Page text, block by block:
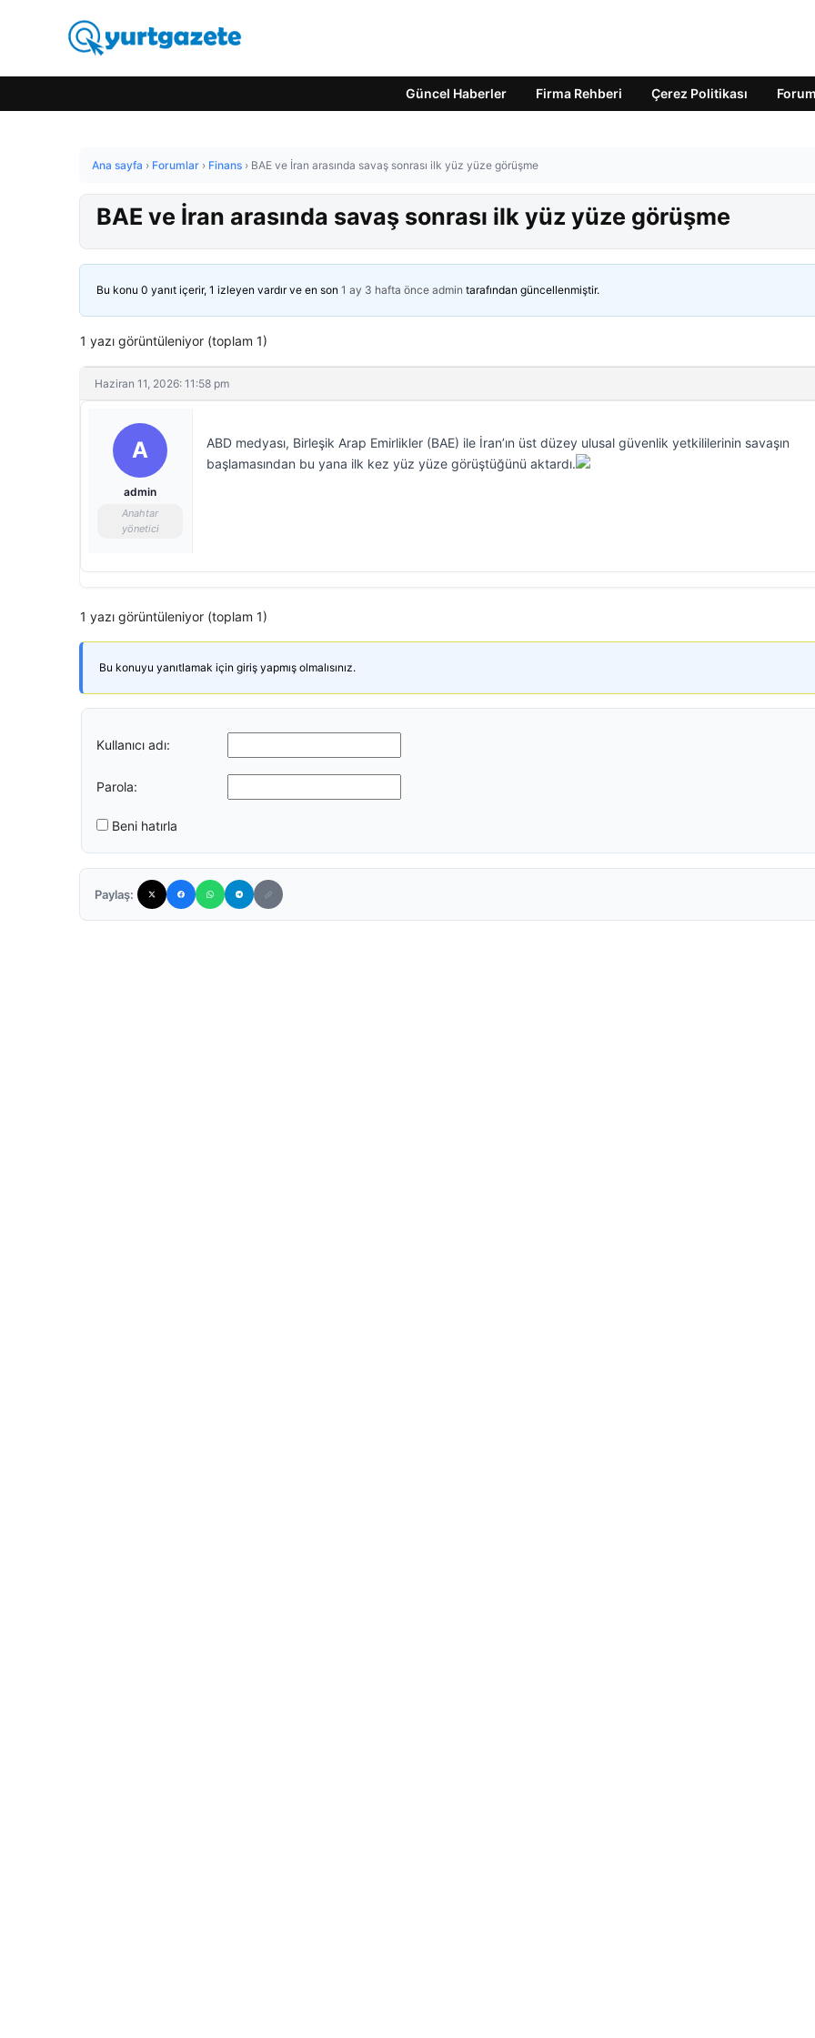
Güncel Haberler Firma Rehberi Çerez Politikası Forum
Ana sayfa › Forumlar › Finans › BAE ve İran arasında savaş sonrası ilk yüz yüze görüşme
BAE ve İran arasında savaş sonrası ilk yüz yüze görüşme
Bu konu 0 yanıt içerir, 1 izleyen vardır ve en son 1 ay 3 hafta önce admin tarafından güncellenmiştir.
1 yazı görüntüleniyor (toplam 1)
Haziran 11, 2026: 11:58 pm
A
admin
Anahtar
yönetici
ABD medyası, Birleşik Arap Emirlikler (BAE) ile İran’ın üst düzey ulusal güvenlik yetkililerinin savaşın
başlamasından bu yana ilk kez yüz yüze görüştüğünü aktardı.
1 yazı görüntüleniyor (toplam 1)
Bu konuyu yanıtlamak için giriş yapmış olmalısınız.
Kullanıcı adı:
Parola:
Beni hatırla
Paylaş: